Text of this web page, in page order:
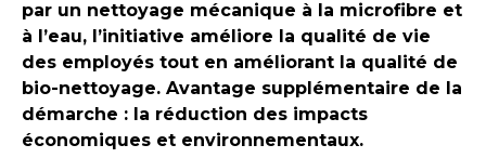
par un nettoyage mécanique à la microfibre et
à l’eau, l’initiative améliore la qualité de vie
des employés tout en améliorant la qualité de
bio-nettoyage. Avantage supplémentaire de la
démarche : la réduction des impacts
économiques et environnementaux.